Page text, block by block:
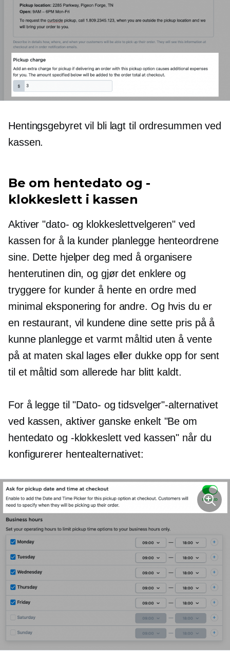
Hentingsgebyret vil bli lagt til ordresummen ved
kassen.
Be om hentedato og -
klokkeslett i kassen
Aktiver "dato- og klokkeslettvelgeren" ved
kassen for å la kunder planlegge henteordrene
sine. Dette hjelper deg med å organisere
henterutinen din, og gjør det enklere og
tryggere for kunder å hente en ordre med
minimal eksponering for andre. Og hvis du er
en restaurant, vil kundene dine sette pris på å
kunne planlegge et varmt måltid uten å vente
på at maten skal lages eller dukke opp for sent
til et måltid som allerede har blitt kaldt.
For å legge til "Dato- og tidsvelger"-alternativet
ved kassen, aktiver ganske enkelt "Be om
hentedato og -klokkeslett ved kassen" når du
konfigurerer hentealternativet: